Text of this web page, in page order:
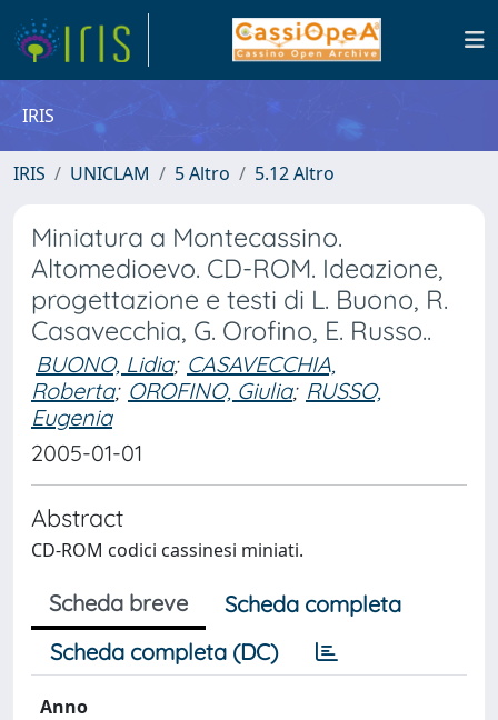
IRIS
IRIS UNICLAM 5 Altro 5.12 Altro
Miniatura a Montecassino.
Altomedioevo. CD-ROM. Ideazione,
progettazione e testi di L. Buono, R.
Casavecchia, G. Orofino, E. Russo..
BUONO, Lidia; CASAVECCHIA,
Roberta; OROFINO, Giulia; RUSSO,
Eugenia
2005-01-01
Abstract
CD-ROM codici cassinesi miniati.
Scheda breve
Scheda completa
Scheda completa (DC)
Anno